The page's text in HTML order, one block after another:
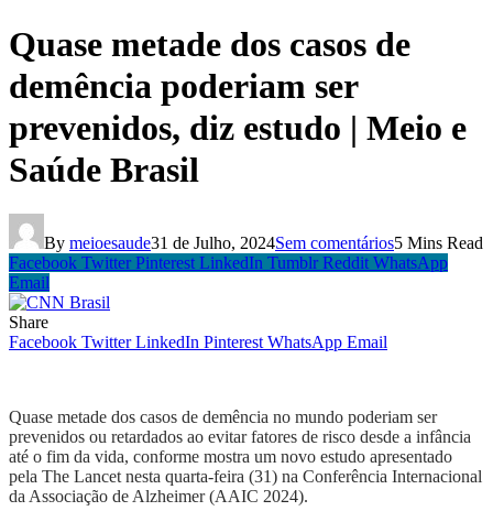
Quase metade dos casos de
demência poderiam ser
prevenidos, diz estudo | Meio e
Saúde Brasil
By meioesaude31 de Julho, 2024Sem comentários5 Mins Read
Facebook Twitter Pinterest LinkedIn Tumblr Reddit WhatsApp
Email
Share
Facebook Twitter LinkedIn Pinterest WhatsApp Email
Quase metade dos casos de demência no mundo poderiam ser
prevenidos ou retardados ao evitar fatores de risco desde a infância
até o fim da vida, conforme mostra um novo estudo apresentado
pela The Lancet nesta quarta-feira (31) na Conferência Internacional
da Associação de Alzheimer (AAIC 2024).